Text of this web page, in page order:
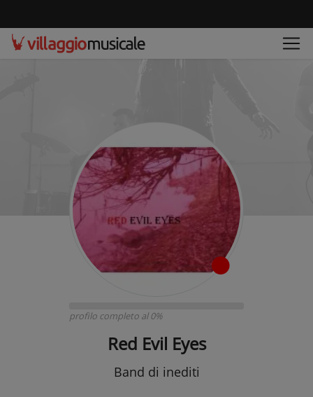
profilo completo al 0%
Red Evil Eyes
Band di inediti